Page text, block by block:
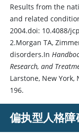
Results from the
and related
2004.doi: 10.4088/
2.Morgan TA,
disorders.In
Research, and
Larstone, New York,
196.
偏执型人格